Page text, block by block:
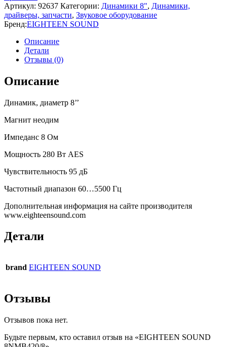
Артикул: 92637 Категории: Динамики 8", Динамики,
драйверы, запчасти, Звуковое оборудование
Бренд:EIGHTEEN SOUND
Описание
Детали
Отзывы (0)
Описание
Динамик, диаметр 8’’
Магнит неодим
Импеданс 8 Ом
Мощность 280 Вт AES
Чувствительность 95 дБ
Частотный диапазон 60…5500 Гц
Дополнительная информация на сайте производителя
www.eighteensound.com
Детали
brand EIGHTEEN SOUND
Отзывы
Отзывов пока нет.
Будьте первым, кто оставил отзыв на «EIGHTEEN SOUND